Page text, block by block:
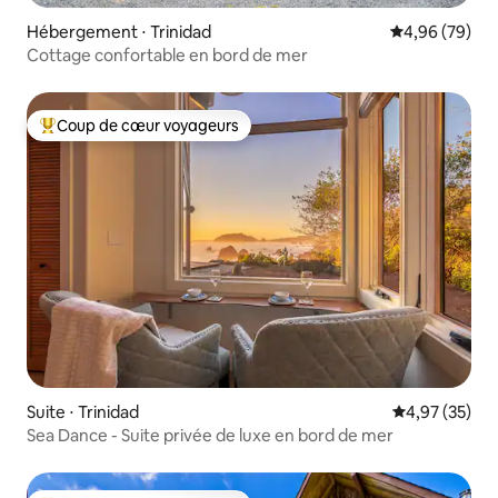
Hébergement ⋅ Trinidad Évaluation
4,96 (79)
Cottage confortable en bord de mer
Coups de cœur voyageurs les plus appréciés
Coup de cœur voyageurs
Suite ⋅ Trinidad Évaluation
4,97 (35)
Sea Dance - Suite privée de luxe en bord de mer